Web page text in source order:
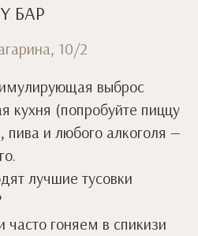
БАР
10/2
выброс
кухня (попробуйте пиццу
пива и любого алкоголя —
лучшие тусовки
гоняем в спикизи